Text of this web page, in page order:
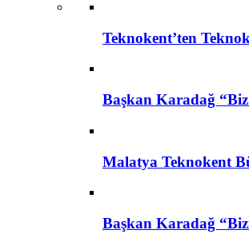
Teknokent’ten
Başkan Karadağ
Malatya Teknokent
Başkan Karadağ